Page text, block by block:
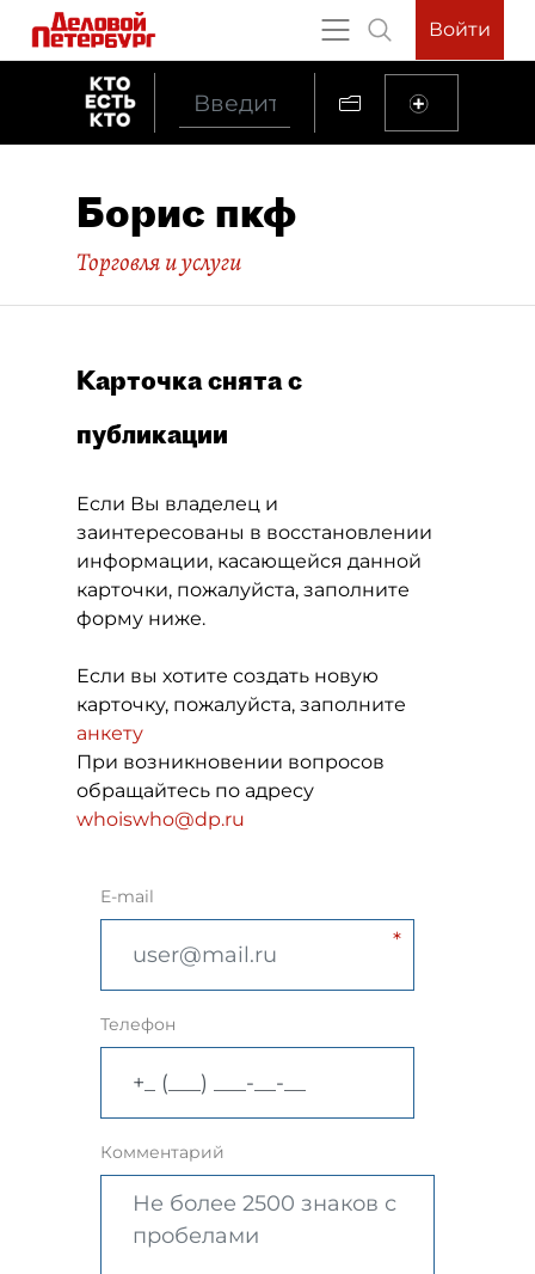
Войти
Борис пкф
Торговля и услуги
Карточка снята с
публикации
Если Вы владелец и
заинтересованы в восстановлении
информации, касающейся данной
карточки, пожалуйста, заполните
форму ниже.
Если вы хотите создать новую
карточку, пожалуйста, заполните
анкету
При возникновении вопросов
обращайтесь по адресу
whoiswho@dp.ru
E-mail
Телефон
Комментарий